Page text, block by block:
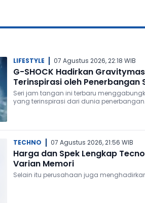
LIFESTYLE 07 Agustus 2026, 22:18 WIB
G-SHOCK Hadirkan
Terinspirasi oleh Penerbangan
Seri jam tangan ini terbaru
yang terinspirasi dari dunia penerbangan.
TECHNO 07 Agustus 2026, 21:56 WIB
Harga dan Spek Lengkap
Varian Memori
Selain itu perusahaan juga menghadirkan